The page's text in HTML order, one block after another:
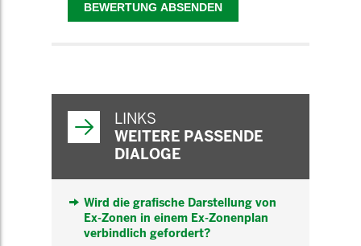
LINKS
WEITERE PASSENDE
DIALOGE
Wird die grafische Darstellung von
Ex-Zonen in einem Ex-Zonenplan
verbindlich gefordert?